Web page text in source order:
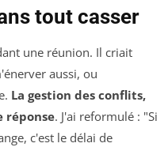
tout casser
une réunion. Il criait
aussi, ou
La gestion des conflits,
réponse. J'ai reformulé : "Si
c'est le délai de